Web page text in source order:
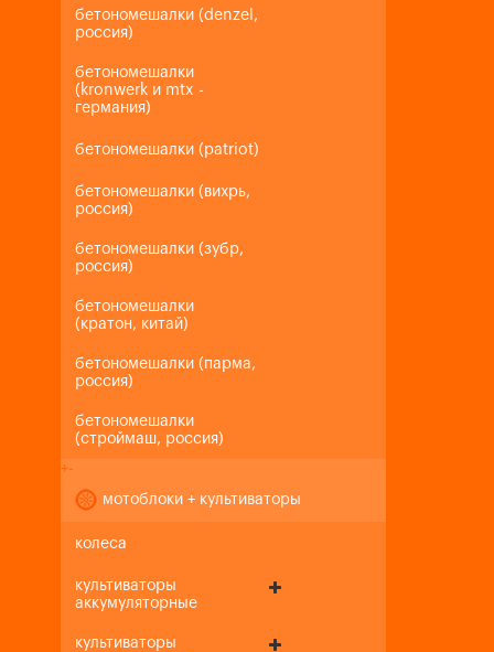
бетономешалки (denzel,
россия)
бетономешалки
(kronwerk и mtx -
германия)
бетономешалки (patriot)
бетономешалки (вихрь,
россия)
бетономешалки (зубр,
россия)
бетономешалки
(кратон, китай)
бетономешалки (парма,
россия)
бетономешалки
(строймаш, россия)
+-
мотоблоки + культиваторы
колеса
культиваторы
аккумуляторные
культиваторы